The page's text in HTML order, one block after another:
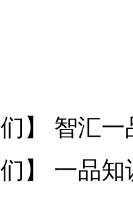
】
智汇一
】
一品知